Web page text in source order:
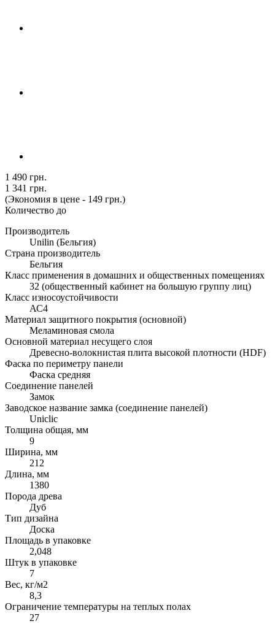
1 490 грн.
1 341 грн.
(Экономия в цене - 149 грн.)
Количество до
Производитель
Unilin (Бельгия)
Страна производитель
Бельгия
Класс применения в домашних и общественных помещениях
32 (общественный кабинет на большую группу лиц)
Класс износоустойчивости
АС4
Материал защитного покрытия (основной)
Меламиновая смола
Основной материал несущего слоя
Древесно-волокнистая плита высокой плотности (HDF)
Фаска по периметру панели
Фаска средняя
Соединение панелей
Замок
Заводское название замка (соединение панелей)
Uniclic
Толщина общая, мм
9
Ширина, мм
212
Длина, мм
1380
Порода древа
Дуб
Тип дизайна
Доска
Площадь в упаковке
2,048
Штук в упаковке
7
Вес, кг/м2
8,3
Ограничение температуры на теплых полах
27